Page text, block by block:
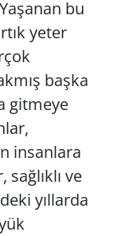
bu
yeter
başka
gitmeye
insanlara
ve
yıllarda